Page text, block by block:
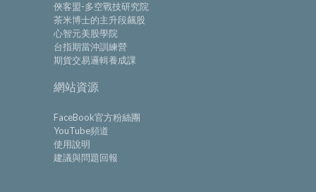
俠客盟-多空戰技研究院
茶米博士的主升段飆股
心智元美股學院
台指期當沖訓練營
期貨交易邏輯養成課
網站資源
FaceBook官方粉絲團
YouTube頻道
使用說明
建議與問題回報